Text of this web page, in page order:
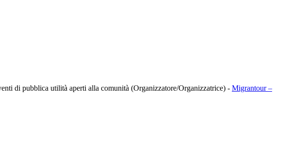
di pubblica utilità aperti alla comunità (Organizzatore/Organizzatrice) - Migrantour –